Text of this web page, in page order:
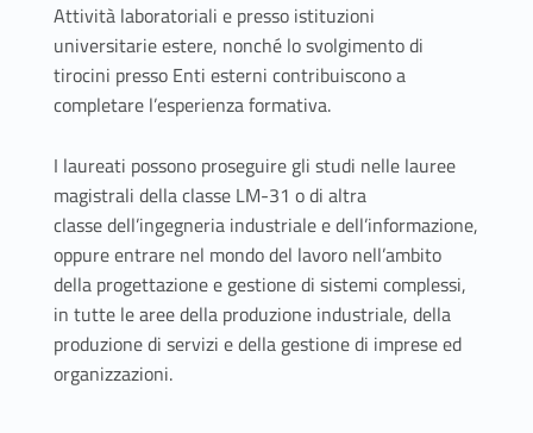
Attività laboratoriali e presso istituzioni
universitarie estere, nonché lo svolgimento di
tirocini presso Enti esterni contribuiscono a
completare l’esperienza formativa.
I laureati possono proseguire gli studi nelle lauree
magistrali della classe LM-31 o di altra
classe dell’ingegneria industriale e dell’informazione,
oppure entrare nel mondo del lavoro nell’ambito
della progettazione e gestione di sistemi complessi,
in tutte le aree della produzione industriale, della
produzione di servizi e della gestione di imprese ed
organizzazioni.